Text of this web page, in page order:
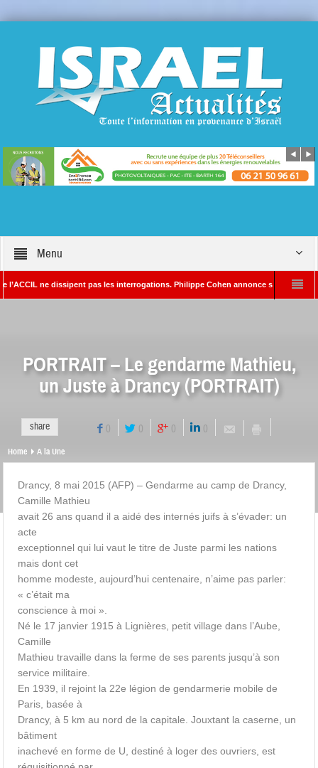
Menu
dissipent pas les interrogations. Philippe Cohen annonce se réserver le droit
PORTRAIT – Le gendarme Mathieu,
un Juste à Drancy (PORTRAIT)
share 0 0 0 0
Home A la Une
Drancy, 8 mai 2015 (AFP) – Gendarme au camp de Drancy,
Camille Mathieu
avait 26 ans quand il a aidé des internés juifs à s’évader: un
acte
exceptionnel qui lui vaut le titre de Juste parmi les nations
mais dont cet
homme modeste, aujourd’hui centenaire, n’aime pas parler:
« c’était ma
conscience à moi ».
Né le 17 janvier 1915 à Lignières, petit village dans l’Aube,
Camille
Mathieu travaille dans la ferme de ses parents jusqu’à son
service militaire.
En 1939, il rejoint la 22e légion de gendarmerie mobile de
Paris, basée à
Drancy, à 5 km au nord de la capitale. Jouxtant la caserne, un
bâtiment
inachevé en forme de U, destiné à loger des ouvriers, est